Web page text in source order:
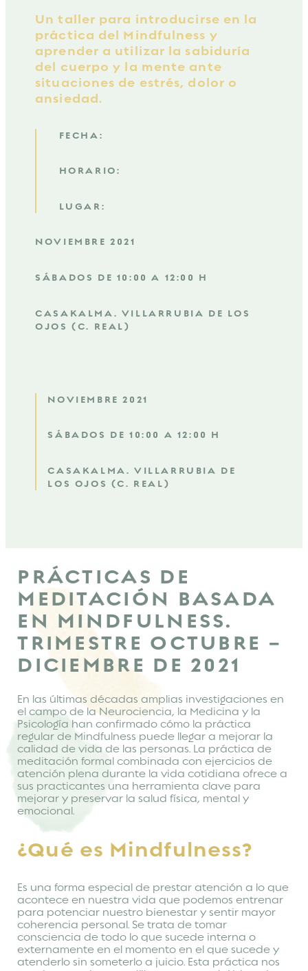
Un taller para introducirse en la
práctica del Mindfulness y
aprender a utilizar la sabiduría
del cuerpo y la mente ante
situaciones de estrés, dolor o
ansiedad.
FECHA:
HORARIO:
LUGAR:
NOVIEMBRE 2021
SÁBADOS DE 10:00 A 12:00 H
CASAKALMA. VILLARRUBIA DE LOS
OJOS (C. REAL)
NOVIEMBRE 2021
SÁBADOS DE 10:00 A 12:00 H
CASAKALMA. VILLARRUBIA DE
LOS OJOS (C. REAL)
PRÁCTICAS DE
MEDITACIÓN BASADA
EN MINDFULNESS.
TRIMESTRE OCTUBRE –
DICIEMBRE DE 2021
En las últimas décadas amplias investigaciones en
el campo de la Neurociencia, la Medicina y la
Psicología han confirmado cómo la práctica
regular de Mindfulness puede llegar a mejorar la
calidad de vida de las personas. La práctica de
meditación formal combinada con ejercicios de
atención plena durante la vida cotidiana ofrece a
sus practicantes una herramienta clave para
mejorar y preservar la salud física, mental y
emocional.
¿Qué es Mindfulness?
Es una forma especial de prestar atención a lo que
acontece en nuestra vida que podemos entrenar
para potenciar nuestro bienestar y sentir mayor
coherencia personal. Se trata de tomar
consciencia de todo lo que sucede interna o
externamente en el momento en el que sucede y
atenderlo sin someterlo a juicio. Esta práctica nos